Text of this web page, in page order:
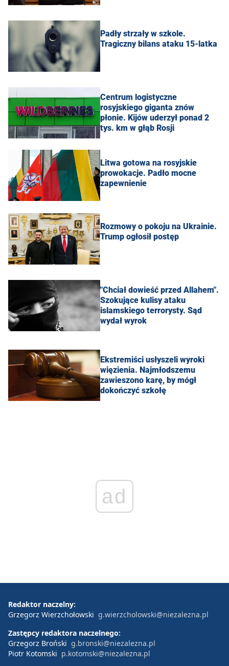
Padły strzały w szkole.
Tragiczny bilans ataku 15-latka
Centrum logistyczne
rosyjskiego giganta znów
płonie. Kijów uderzył ponad 2
tys. km w głąb Rosji
Litwa gotowa na rosyjskie
prowokacje. Padło mocne
zapewnienie
Rozmowy o pokoju na Ukrainie.
Trump ogłosił postęp
"Chciał dowieść przed Allahem".
Szokujące kulisy ataku
islamskiego terrorysty. Sąd
wydał wyrok
Ekstremiści usłyszeli wyroki
więzienia. Najmłodszemu
zawieszono karę, by mógł
dokończyć szkołę
ad
Redaktor naczelny:
Grzegorz Wierzchołowski g.wierzcholowski@niezalezna.pl
Zastępcy redaktora naczelnego:
Grzegorz Broński g.bronski@niezalezna.pl
Piotr Kotomski p.kotomski@niezalezna.pl